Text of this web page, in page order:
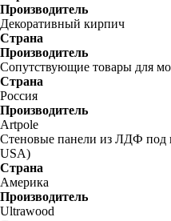
Производитель
Декоративный кирпич
Страна
Производитель
Сопутствующие товары для
Страна
Россия
Производитель
Artpole
Стеновые панели из ЛДФ под
USA)
Страна
Америка
Производитель
Ultrawood